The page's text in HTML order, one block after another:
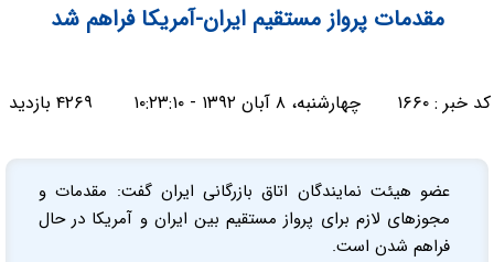
مقدمات پرواز مستقیم ایران-آمریکا فراهم شد
کد خبر :۱۶۶۰ چهارشنبه، ۸ آبان ۱۳۹۲ - ۱۰:۲۳:۱۰ ۴۲۶۹ بازدید
عضو هیئت نمایندگان اتاق بازرگانی ایران گفت: مقدمات و
مجوزهای لازم برای پرواز مستقیم بین ایران و آمریکا در حال
فراهم شدن است.